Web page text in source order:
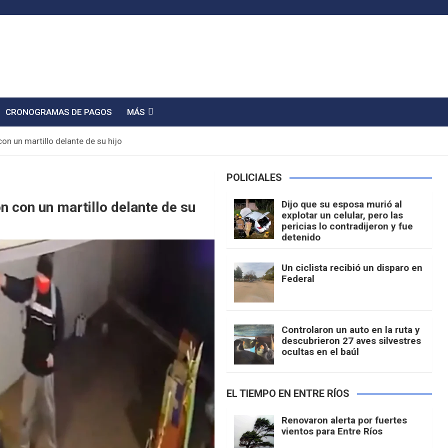
CRONOGRAMAS DE PAGOS MÁS
un martillo delante de su hijo
con un martillo delante de su
POLICIALES
Dijo que su esposa murió al
explotar un celular, pero las
pericias lo contradijeron y fue
detenido
Un ciclista recibió un disparo en
Federal
Controlaron un auto en la ruta y
descubrieron 27 aves silvestres
ocultas en el baúl
EL TIEMPO EN ENTRE RÍOS
Renovaron alerta por fuertes
vientos para Entre Ríos